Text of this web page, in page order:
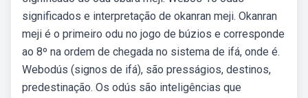
significados e interpretação de okanran meji. Okanran
meji é o primeiro odu no jogo de búzios e corresponde
ao 8º na ordem de chegada no sistema de ifá, onde é.
Webodús (signos de ifá), são presságios, destinos,
predestinação. Os odús são inteligências que